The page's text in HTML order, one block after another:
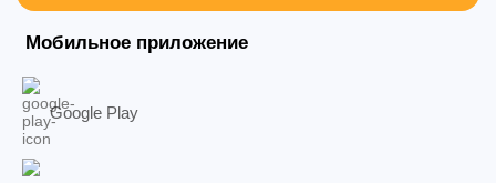
Мобильное приложение
Google Play